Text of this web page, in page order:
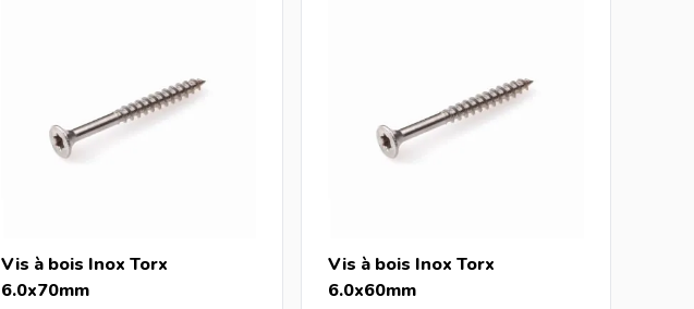
Vis à bois Inox Torx
6.0x70mm
Vis à bois Inox Torx
6.0x60mm